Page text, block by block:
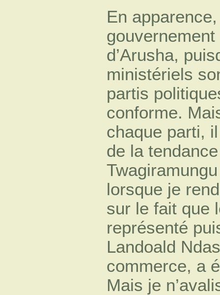
En
d’Arusha,
ministériels
partis
conforme.
chaque parti,
de la
lorsque je
sur le fait que
représenté
Landoald
commerce, a
Mais je